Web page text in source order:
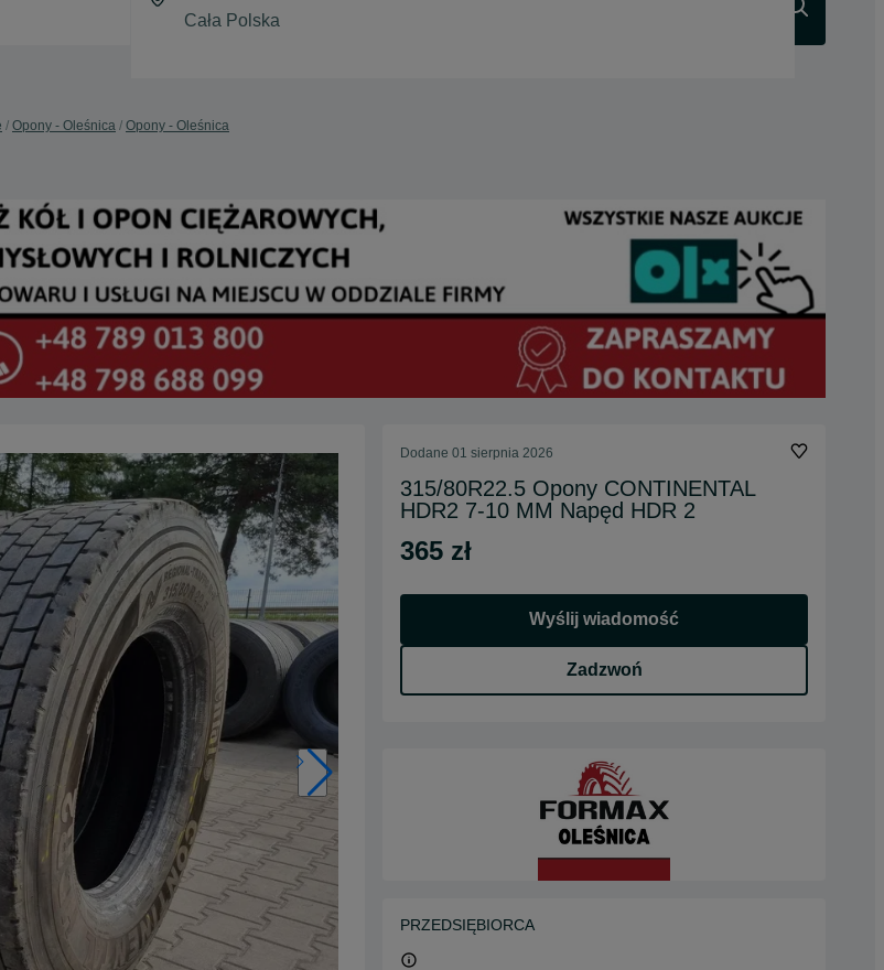
Opony - Oleśnica Opony - Oleśnica
Dodane 01 sierpnia 2026
315/80R22.5 Opony CONTINENTAL
HDR2 7-10 MM Napęd HDR 2
365 zł
Wyślij wiadomość
Zadzwoń
PRZEDSIĘBIORCA